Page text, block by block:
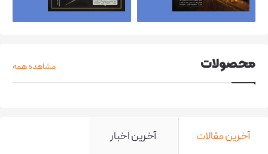
محصولات مشاهده همه
آخرین مقالات آخرین اخبار